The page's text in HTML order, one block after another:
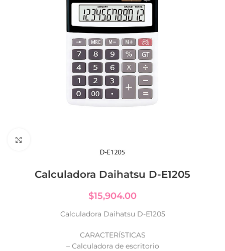
Calculadora Daihatsu D-E1205
$15,904.00
Calculadora Daihatsu D-E1205
CARACTERÍSTICAS
– Calculadora de escritorio